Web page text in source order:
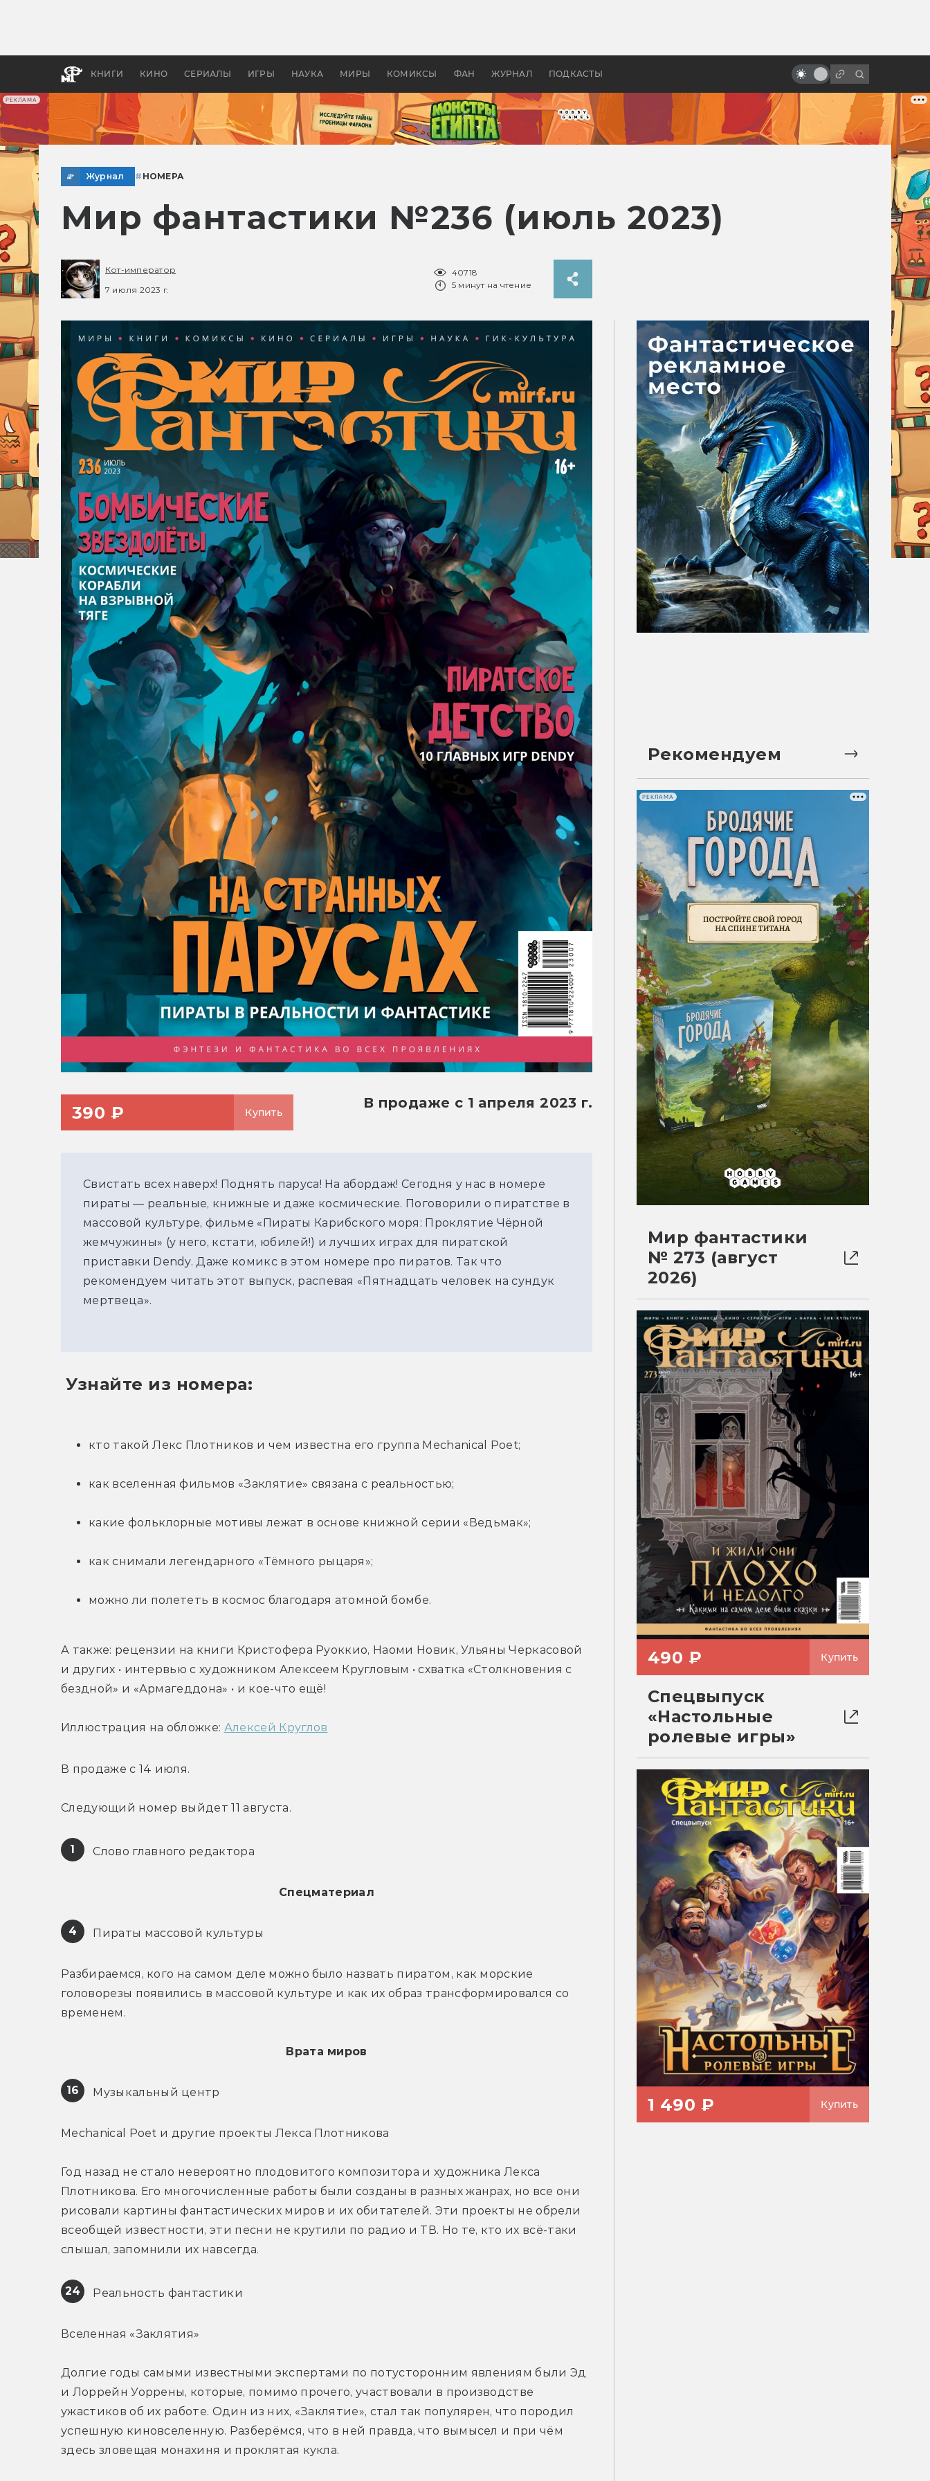
РЕКЛАМА
КНИГИ КИНО СЕРИАЛЫ ИГРЫ НАУКА МИРЫ КОМИКСЫ ФАН ЖУРНАЛ ПОДКАСТЫ
апокалипсис, в России —
бы «Властелина колец»
и черновики сценария
Журнал # НОМЕРА
Мир фантастики №236 (июль 2023)
Кот-император
7 июля 2023 г.
40718
5 минут на чтение
390 ₽ Купить
В продаже с 1 апреля 2023 г.
Свистать всех наверх! Поднять паруса! На абордаж! Сегодня у нас в номере
пираты — реальные, книжные и даже космические. Поговорили о пиратстве в
массовой культуре, фильме «Пираты Карибского моря: Проклятие Чёрной
жемчужины» (у него, кстати, юбилей!) и лучших играх для пиратской
приставки Dendy. Даже комикс в этом номере про пиратов. Так что
рекомендуем читать этот выпуск, распевая «Пятнадцать человек на сундук
мертвеца».
Узнайте из номера:
кто такой Лекс Плотников и чем известна его группа Mechanical Poet;
как вселенная фильмов «Заклятие» связана с реальностью;
какие фольклорные мотивы лежат в основе книжной серии «Ведьмак»;
как снимали легендарного «Тёмного рыцаря»;
можно ли полететь в космос благодаря атомной бомбе.
А также: рецензии на книги Кристофера Руоккио, Наоми Новик, Ульяны Черкасовой
и других • интервью с художником Алексеем Кругловым • схватка «Столкновения с
бездной» и «Армагеддона» • и кое-что ещё!
Иллюстрация на обложке: Алексей Круглов
В продаже с 14 июля.
Следующий номер выйдет 11 августа.
1 Слово главного редактора
Спецматериал
4 Пираты массовой культуры
Разбираемся, кого на самом деле можно было назвать пиратом, как морские
головорезы появились в массовой культуре и как их образ трансформировался со
временем.
Врата миров
16 Музыкальный центр
Mechanical Poet и другие проекты Лекса Плотникова
Год назад не стало невероятно плодовитого композитора и художника Лекса
Плотникова. Его многочисленные работы были созданы в разных жанрах, но все они
рисовали картины фантастических миров и их обитателей. Эти проекты не обрели
всеобщей известности, эти песни не крутили по радио и ТВ. Но те, кто их всё-таки
слышал, запомнили их навсегда.
24 Реальность фантастики
Вселенная «Заклятия»
Долгие годы самыми известными экспертами по потусторонним явлениям были Эд
и Лоррейн Уоррены, которые, помимо прочего, участвовали в производстве
ужастиков об их работе. Один из них, «Заклятие», стал так популярен, что породил
успешную киновселенную. Разберёмся, что в ней правда, что вымысел и при чём
здесь зловещая монахиня и проклятая кукла.
Рекомендуем
РЕКЛАМА
Мир фантастики
№ 273 (август
2026)
490 ₽ Купить
Спецвыпуск
«Настольные
ролевые игры»
1 490 ₽ Купить